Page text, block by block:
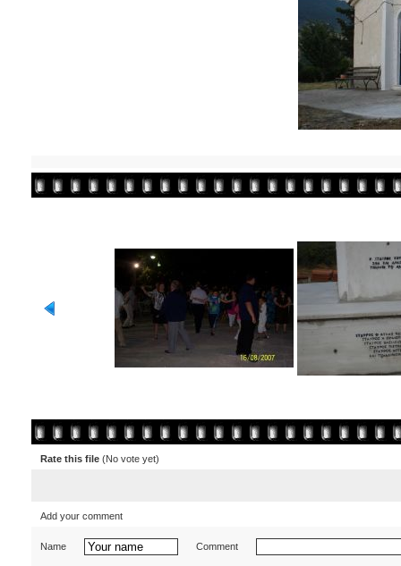
Rate this file (No vote yet)
Add your comment
Name Comment